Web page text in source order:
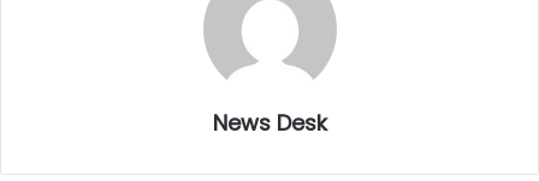
News Desk